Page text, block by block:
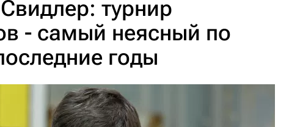
турнир
- самый неясный по
годы